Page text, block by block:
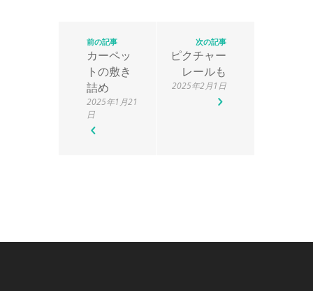
前の記事
カーペッ
トの敷き
詰め
2025年1月21
日
次の記事
ピクチャー
レールも
2025年2月1日